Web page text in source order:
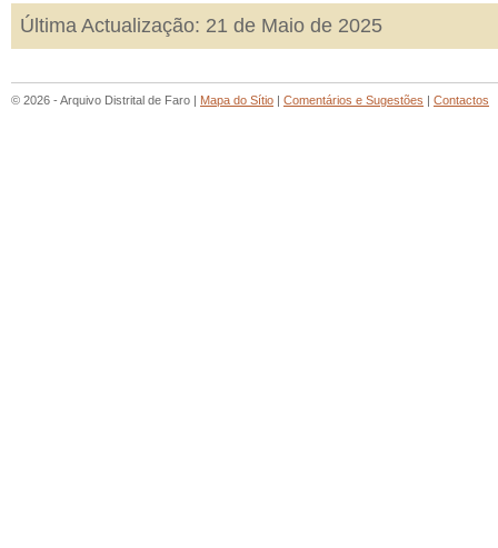
Última Actualização: 21 de Maio de 2025
© 2026 - Arquivo Distrital de Faro | Mapa do Sítio | Comentários e Sugestões | Contactos